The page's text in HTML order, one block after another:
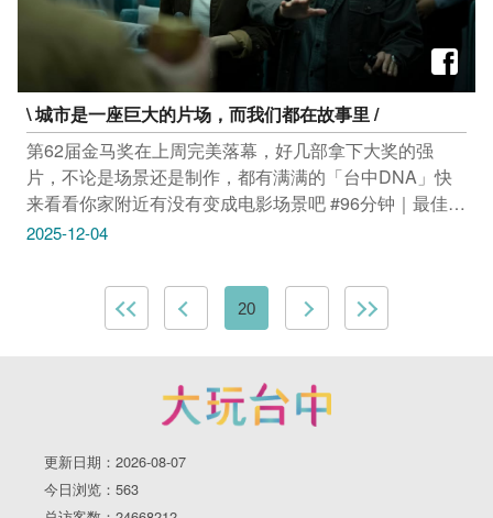
\ 城市是一座巨大的片场，而我们都在故事里 /
第62届金马奖在上周完美落幕，好几部拿下大奖的强
片，不论是场景还是制作，都有满满的「台中DNA」快
来看看你家附近有没有变成电影场景吧 #96分钟｜最佳视
觉效果 全片超过90%都在台中拍！电影里那台超逼真的
不用抢票进站，台中就能拍出好莱坞等级的视觉震撼！ #
中台湾影视基地 #小虫虫大冒险｜最佳音效奖 全片有七
成场景取材自台中，台中的街景元素跃上国际舞台， 看
女的逆袭｜最佳动作设计奖 导演把镜头带进了喧闹的水
湳市场和香火鼎盛的南天宫， 原来，我们买菜、拜拜的
场、#南天宫、#朝阳科技大学 #我家的事｜最佳改编剧本
奖、最佳男配角奖 这部囊括最佳改编剧本的作品，剧中
2025-12-04
20
更新日期：2026-08-07
今日浏览：563